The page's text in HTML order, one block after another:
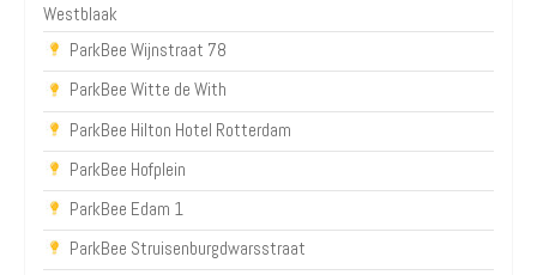
Westblaak
ParkBee Wijnstraat 78
ParkBee Witte de With
ParkBee Hilton Hotel Rotterdam
ParkBee Hofplein
ParkBee Edam 1
ParkBee Struisenburgdwarsstraat